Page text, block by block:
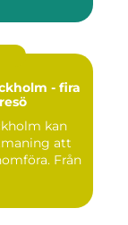
- fira
kan
att
Från